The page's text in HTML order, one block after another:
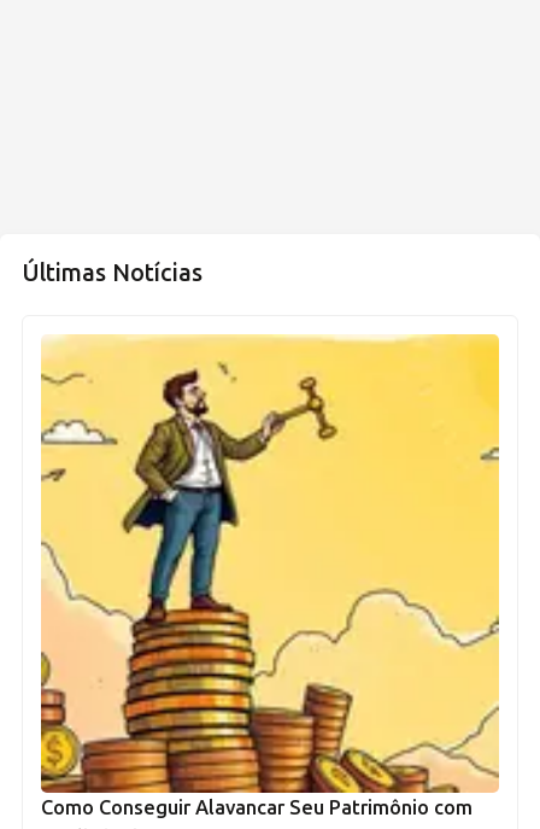
Últimas Notícias
Como Conseguir Alavancar Seu Patrimônio com